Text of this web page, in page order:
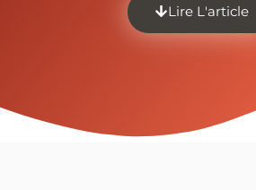
Lire L'article